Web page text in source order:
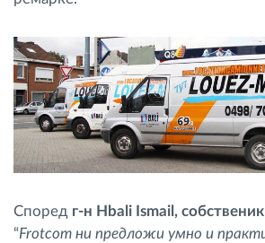
Според г-н Hbali Ismail,
“Frotcom ни предложи умно и